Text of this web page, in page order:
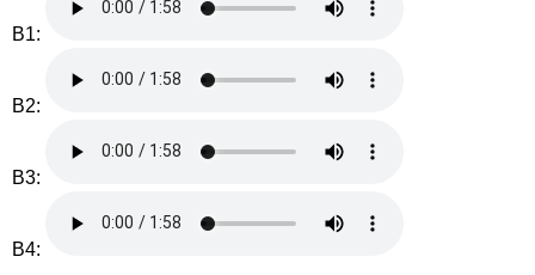
B1:
B2:
B3:
B4: